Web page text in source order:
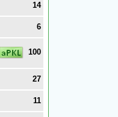
14
6
100
27
11